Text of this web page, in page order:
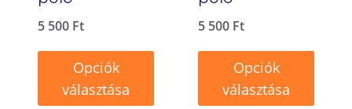
5 500 Ft
Opciók
választása
5 500 Ft
Opciók
választása